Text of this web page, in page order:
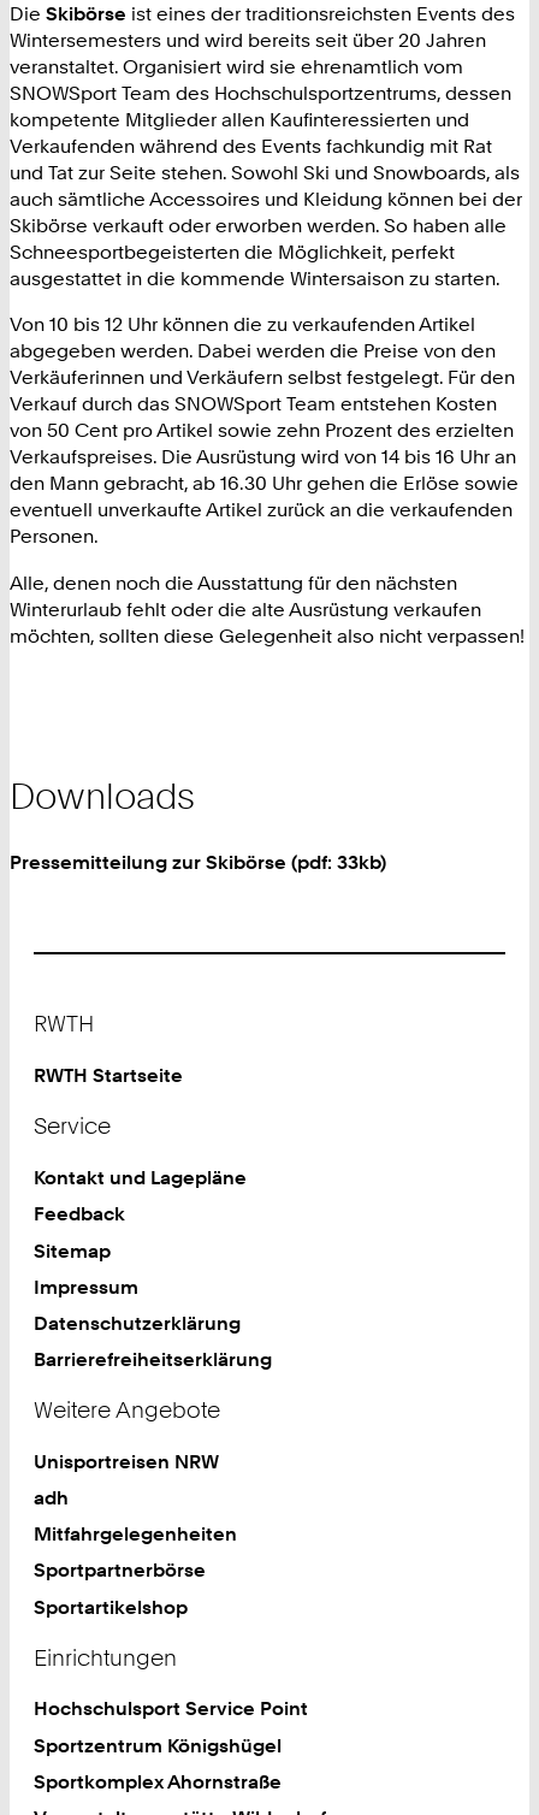
Die Skibörse ist eines der traditionsreichsten Events des
Wintersemesters und wird bereits seit über 20 Jahren
veranstaltet. Organisiert wird sie ehrenamtlich vom
SNOWSport Team des Hochschulsportzentrums, dessen
kompetente Mitglieder allen Kaufinteressierten und
Verkaufenden während des Events fachkundig mit Rat
und Tat zur Seite stehen. Sowohl Ski und Snowboards, als
auch sämtliche Accessoires und Kleidung können bei der
Skibörse verkauft oder erworben werden. So haben alle
Schneesportbegeisterten die Möglichkeit, perfekt
ausgestattet in die kommende Wintersaison zu starten.
Von 10 bis 12 Uhr können die zu verkaufenden Artikel
abgegeben werden. Dabei werden die Preise von den
Verkäuferinnen und Verkäufern selbst festgelegt. Für den
Verkauf durch das SNOWSport Team entstehen Kosten
von 50 Cent pro Artikel sowie zehn Prozent des erzielten
Verkaufspreises. Die Ausrüstung wird von 14 bis 16 Uhr an
den Mann gebracht, ab 16.30 Uhr gehen die Erlöse sowie
eventuell unverkaufte Artikel zurück an die verkaufenden
Personen.
Alle, denen noch die Ausstattung für den nächsten
Winterurlaub fehlt oder die alte Ausrüstung verkaufen
möchten, sollten diese Gelegenheit also nicht verpassen!
Downloads
Pressemitteilung zur Skibörse (pdf: 33kb)
RWTH
RWTH Startseite
Service
Kontakt und Lagepläne
Feedback
Sitemap
Impressum
Datenschutzerklärung
Barrierefreiheitserklärung
Weitere Angebote
Unisportreisen NRW
adh
Mitfahrgelegenheiten
Sportpartnerbörse
Sportartikelshop
Einrichtungen
Hochschulsport Service Point
Sportzentrum Königshügel
Sportkomplex Ahornstraße